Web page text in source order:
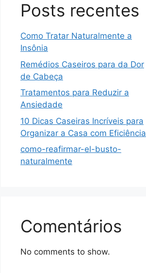
Posts recentes
Como Tratar Naturalmente a
Insônia
Remédios Caseiros para da Dor
de Cabeça
Tratamentos para Reduzir a
Ansiedade
10 Dicas Caseiras Incríveis para
Organizar a Casa com Eficiência
como-reafirmar-el-busto-
naturalmente
Comentários
No comments to show.